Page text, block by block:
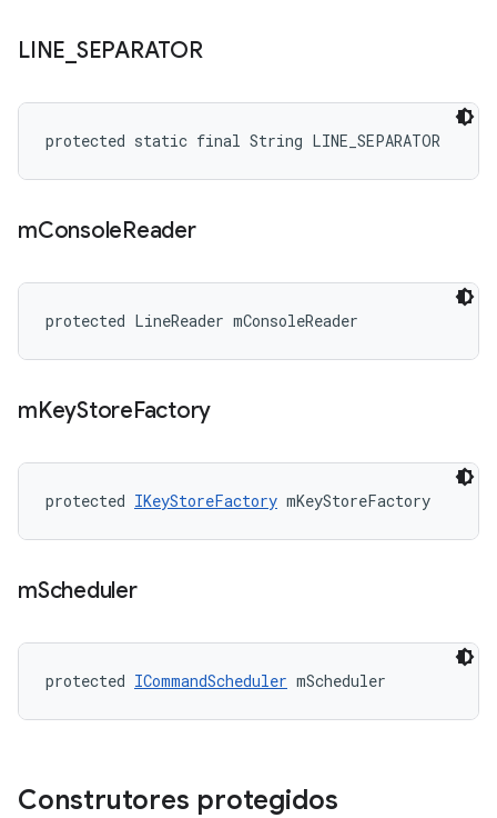
LINE SEPARATOR
protected static final String LINE_SEPARATOR
mConsoleReader
protected LineReader mConsoleReader
mKeyStoreFactory
protected IKeyStoreFactory mKeyStoreFactory
mScheduler
protected ICommandScheduler mScheduler
Construtores protegidos